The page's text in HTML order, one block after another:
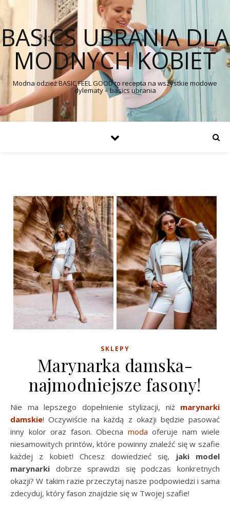
BASICS UBRANIA DLA
MODNYCH KOBIET
Modna odzież BASIC FEEL GOOD to recepta na wszystkie modowe
dylematy – basics ubrania
SKLEPY
Marynarka damska-
najmodniejsze fasony!
Nie ma lepszego dopełnienie stylizacji, niż marynarki
damskie! Oczywiście na każdą z okazji będzie pasować
inny kolor oraz fason. Obecna moda oferuje nam wiele
niesamowitych printów, które powinny znaleźć się w szafie
każdej z kobiet! Chcesz dowiedzieć się, jaki model
marynarki dobrze sprawdzi się podczas konkretnych
okazji? W takim razie przeczytaj nasze podpowiedzi i sama
zdecyduj, który fason znajdzie się w Twojej szafie!